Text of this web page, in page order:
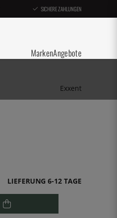
SICHERE ZAHLUNGEN
MarkenAngebote
Exxent
LIEFERUNG 6-12 TAGE